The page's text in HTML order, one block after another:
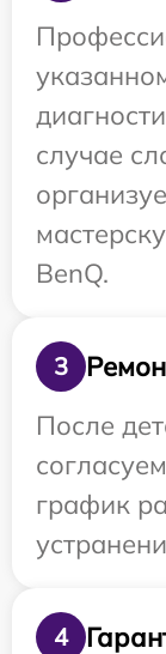
случае
BenQ.
3
После
график
4